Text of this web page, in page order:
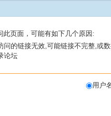
页面，可能有如下几个原因:
问的链接无效,可能链接不完整,或
论坛
用户